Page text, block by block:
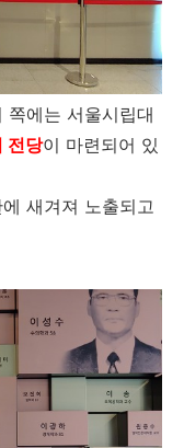
쪽에는 서울시립대
전당이 마련되어 있
새겨져 노출되고